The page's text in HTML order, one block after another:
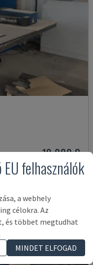
19,000 €
felhasználók
a webhely
célokra. Az
és többet megtudhat
MINDET ELFOGAD